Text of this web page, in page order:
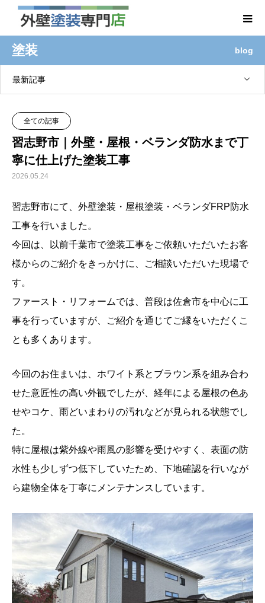
塗装 blog
最新記事
全ての記事
習志野市｜外壁・屋根・ベランダ防水まで丁
寧に仕上げた塗装工事
2026.05.24
習志野市にて、外壁塗装・屋根塗装・ベランダFRP防水
工事を行いました。
今回は、以前千葉市で塗装工事をご依頼いただいたお客
様からのご紹介をきっかけに、ご相談いただいた現場で
す。
ファースト・リフォームでは、普段は佐倉市を中心に工
事を行っていますが、ご紹介を通じてご縁をいただくこ
とも多くあります。
今回のお住まいは、ホワイト系とブラウン系を組み合わ
せた意匠性の高い外観でしたが、経年による屋根の色あ
せやコケ、雨どいまわりの汚れなどが見られる状態でし
た。
特に屋根は紫外線や雨風の影響を受けやすく、表面の防
水性も少しずつ低下していたため、下地確認を行いなが
ら建物全体を丁寧にメンテナンスしています。